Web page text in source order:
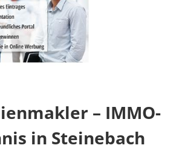
– IMMO-
in Steinebach